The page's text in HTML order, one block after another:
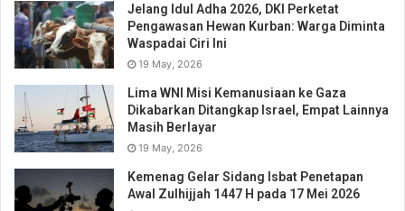
Jelang Idul Adha 2026, DKI Perketat
Pengawasan Hewan Kurban: Warga Diminta
Waspadai Ciri Ini
19 May, 2026
Lima WNI Misi Kemanusiaan ke Gaza
Dikabarkan Ditangkap Israel, Empat Lainnya
Masih Berlayar
19 May, 2026
Kemenag Gelar Sidang Isbat Penetapan
Awal Zulhijjah 1447 H pada 17 Mei 2026